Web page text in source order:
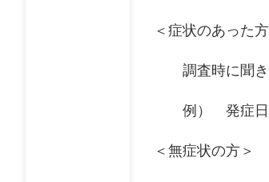
＜症状のあった
調査時に聞き
例） 発症日が
＜無症状の方＞